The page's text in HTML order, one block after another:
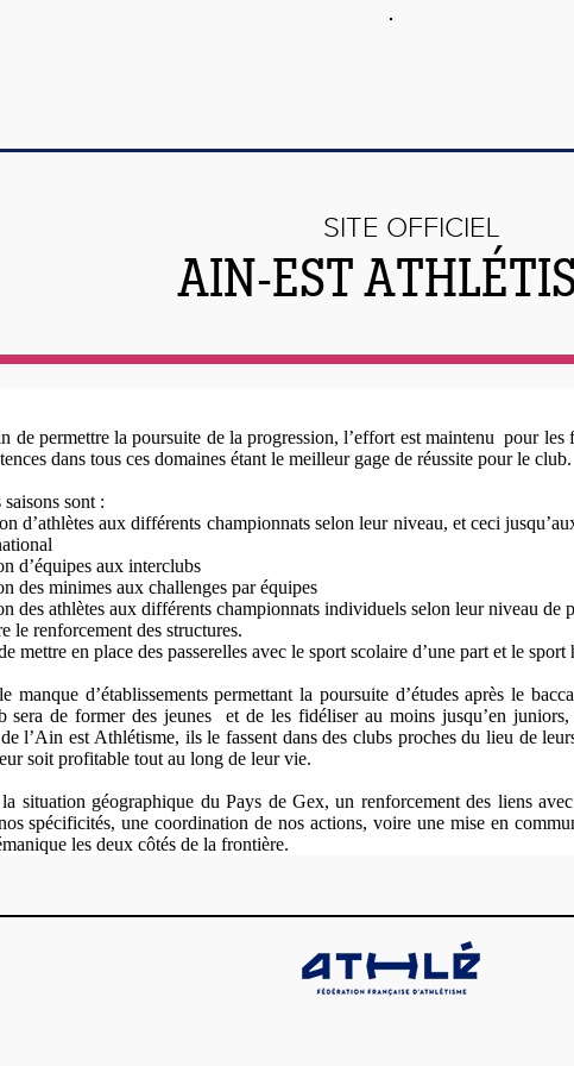
SITE OFFICIEL
AIN-EST
de permettre la poursuite de la progression, l’effort est maintenu pour les
dans tous ces domaines étant le meilleur gage de réussite pour le club.
sont:
d’athlètes aux différents championnats selon leur niveau, et ceci
d’équipes aux interclubs
des minimes aux challenges par équipes
des athlètes aux différents championnats individuels selon leur niveau de
le renforcement des structures.
mettre en place des passerelles avec le sport scolaire d’une part et le sport
manque d’établissements permettant la poursuite d’études après le
sera de former des jeunes
et de les fidéliser au moins jusqu’en
l’Ain est Athlétisme, ils le fassent dans des clubs proches du lieu de
soit profitable tout au long de leur vie.
situation géographique du Pays de Gex, un renforcement des liens
spécificités, une coordination de nos actions, voire une mise en
les deux côtés de la frontière.